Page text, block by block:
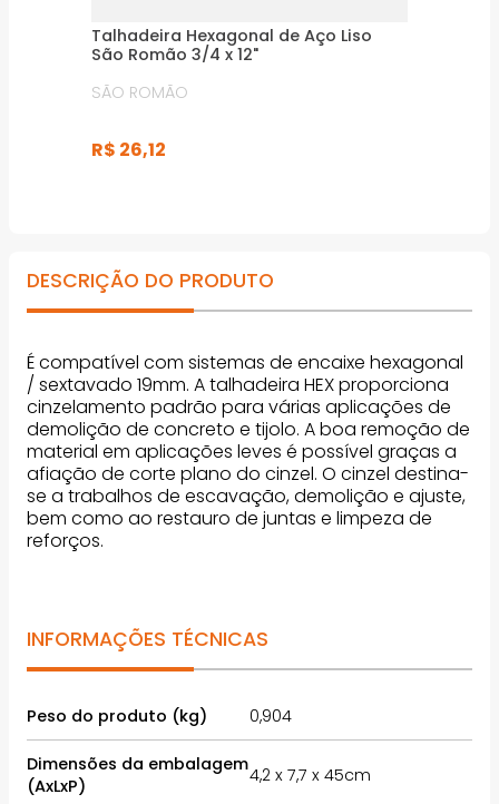
Talhadeira Hexagonal de Aço Liso
São Romão 3/4 x 12"
SÃO ROMÃO
R$ 26,12
DESCRIÇÃO DO PRODUTO
É compatível com sistemas de encaixe hexagonal
/ sextavado 19mm. A talhadeira HEX proporciona
cinzelamento padrão para várias aplicações de
demolição de concreto e tijolo. A boa remoção de
material em aplicações leves é possível graças a
afiação de corte plano do cinzel. O cinzel destina-
se a trabalhos de escavação, demolição e ajuste,
bem como ao restauro de juntas e limpeza de
reforços.
INFORMAÇÕES TÉCNICAS
Peso do produto (kg) 0,904
Dimensões da embalagem
(AxLxP)
4,2 x 7,7 x 45cm